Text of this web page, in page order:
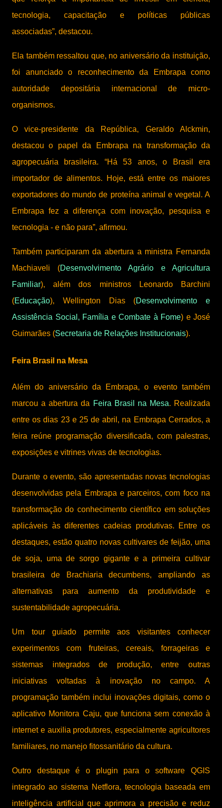
tecnologia, capacitação e políticas públicas
associadas”, destacou.
Ela também ressaltou que, no aniversário da instituição,
foi anunciado o reconhecimento da Embrapa como
autoridade depositária internacional de micro-
organismos.
O vice-presidente da República, Geraldo Alckmin,
destacou o papel da Embrapa na transformação da
agropecuária brasileira. “Há 53 anos, o Brasil era
importador de alimentos. Hoje, está entre os maiores
exportadores do mundo de proteína animal e vegetal. A
Embrapa fez a diferença com inovação, pesquisa e
tecnologia - e não para”, afirmou.
Também participaram da abertura a ministra Fernanda
Machiaveli (Desenvolvimento Agrário e Agricultura
Familiar), além dos ministros Leonardo Barchini
(Educação), Wellington Dias (Desenvolvimento e
Assistência Social, Família e Combate à Fome) e José
Guimarães (Secretaria de Relações Institucionais).
Feira Brasil na Mesa
Além do aniversário da Embrapa, o evento também
marcou a abertura da Feira Brasil na Mesa. Realizada
entre os dias 23 e 25 de abril, na Embrapa Cerrados, a
feira reúne programação diversificada, com palestras,
exposições e vitrines vivas de tecnologias.
Durante o evento, são apresentadas novas tecnologias
desenvolvidas pela Embrapa e parceiros, com foco na
transformação do conhecimento científico em soluções
aplicáveis às diferentes cadeias produtivas. Entre os
destaques, estão quatro novas cultivares de feijão, uma
de soja, uma de sorgo gigante e a primeira cultivar
brasileira de Brachiaria decumbens, ampliando as
alternativas para aumento da produtividade e
sustentabilidade agropecuária.
Um tour guiado permite aos visitantes conhecer
experimentos com fruteiras, cereais, forrageiras e
sistemas integrados de produção, entre outras
iniciativas voltadas à inovação no campo. A
programação também inclui inovações digitais, como o
aplicativo Monitora Caju, que funciona sem conexão à
internet e auxilia produtores, especialmente agricultores
familiares, no manejo fitossanitário da cultura.
Outro destaque é o plugin para o software QGIS
integrado ao sistema Netflora, tecnologia baseada em
inteligência artificial que aprimora a precisão e reduz